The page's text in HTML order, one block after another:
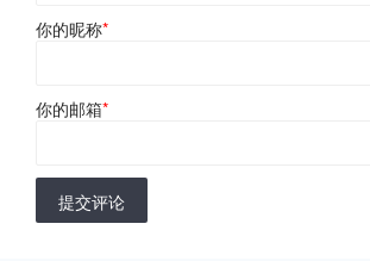
你的昵称*
你的邮箱*
提交评论